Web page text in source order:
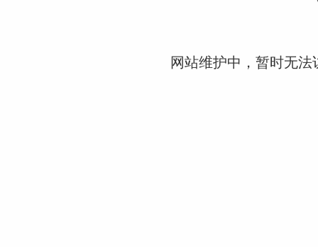
网站维护中，暂时无